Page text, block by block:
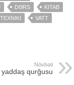
DƏRS
KITAB
TEXNIKI
VATT
Növbəti
yaddaş qurğusu